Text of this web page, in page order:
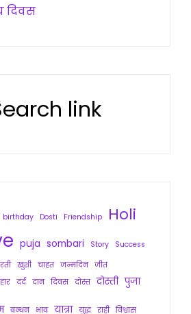
दिवस
link
birthday Dosti Friendship
Holi
puja sombari Story
Success
खुशी चाहत जन्मदिन जीत
दर्द दान दिवस दोस्त दोस्ती पुजा
बन्धन भाव यात्रा युद्ध राही विश्वास